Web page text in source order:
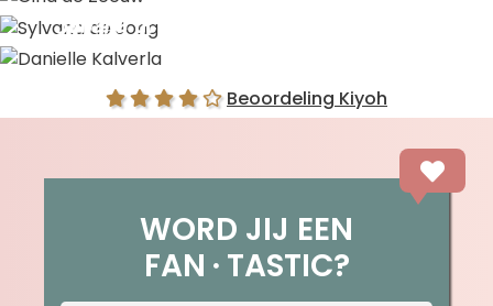
Sylvana de Jong
Beoordeling Kiyoh
WORD JIJ EEN
FAN TASTIC?